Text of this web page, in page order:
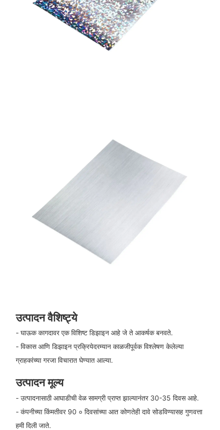
उत्पादन वैशिष्ट्ये
- घाऊक कागदावर एक विशिष्ट डिझाइन आहे जे ते आकर्षक बनवते.
- विकास आणि डिझाइन प्रक्रियेदरम्यान काळजीपूर्वक विश्लेषण केलेल्या
ग्राहकांच्या गरजा विचारात घेण्यात आल्या.
उत्पादन मूल्य
- उत्पादनासाठी आघाडीची वेळ सामग्री प्राप्त झाल्यानंतर 30-35 दिवस आहे.
- कंपनीच्या किंमतीवर 90 ० दिवसांच्या आत कोणतेही दावे सोडविण्यासह गुणवत्ता
हमी दिली जाते.